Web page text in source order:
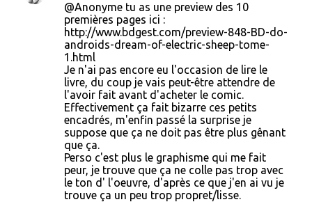
@Anonyme tu as une preview des 10
premières pages ici :
http://www.bdgest.com/preview-848-BD-do-
androids-dream-of-electric-sheep-tome-
1.html
Je n'ai pas encore eu l'occasion de lire le
livre, du coup je vais peut-être attendre de
l'avoir fait avant d'acheter le comic.
Effectivement ça fait bizarre ces petits
encadrés, m'enfin passé la surprise je
suppose que ça ne doit pas être plus gênant
que ça.
Perso c'est plus le graphisme qui me fait
peur, je trouve que ça ne colle pas trop avec
le ton d' l'oeuvre, d'après ce que j'en ai vu je
trouve ça un peu trop propret/lisse.